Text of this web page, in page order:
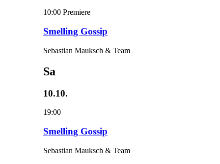
10:00 Premiere
Smelling Gossip
Sebastian Mauksch & Team
Sa
10.10.
19:00
Smelling Gossip
Sebastian Mauksch & Team